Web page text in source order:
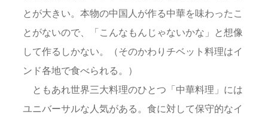
とが大きい。本物の中国人が作る中華を味わったこ
とがないので、「こんなもんじゃないかな」と想像
して作るしかない。（そのかわりチベット料理はイ
ンド各地で食べられる。）
ともあれ世界三大料理のひとつ「中華料理」には
ユニバーサルな人気がある。食に対して保守的なイ